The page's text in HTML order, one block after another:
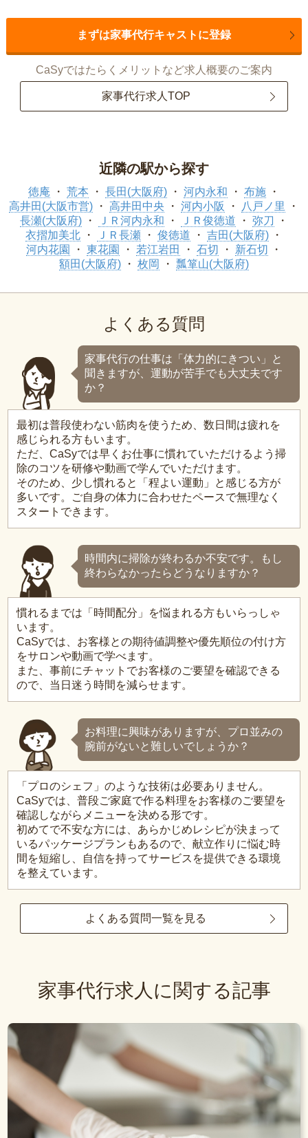
まずは家事代行キャストに登録
CaSyではたらくメリットなど求人概要のご案内
家事代行求人TOP
近隣の駅から探す
徳庵 荒本 長田(大阪府) 河内永和
布施
高井田(大阪市営)
高井田中央 河内小阪
八戸ノ里
長瀬(大阪府)
ＪＲ河内永和 ＪＲ俊徳道
弥刀
衣摺加美北
ＪＲ長瀬 俊徳道
吉田(大阪府)
河内花園
東花園 若江岩田 石切
新石切
額田(大阪府)
枚岡 瓢箪山(大阪府)
よくある質問
家事代行の仕事は「体力的にきつい」と
聞きますが、運動が苦手でも大丈夫です
か？
最初は普段使わない筋肉を使うため、数日間は疲れを
感じられる方もいます。
ただ、CaSyでは早くお仕事に慣れていただけるよう掃
除のコツを研修や動画で学んでいただけます。
そのため、少し慣れると「程よい運動」と感じる方が
多いです。ご自身の体力に合わせたペースで無理なく
スタートできます。
時間内に掃除が終わるか不安です。もし
終わらなかったらどうなりますか？
慣れるまでは「時間配分」を悩まれる方もいらっしゃ
います。
CaSyでは、お客様との期待値調整や優先順位の付け方
をサロンや動画で学べます。
また、事前にチャットでお客様のご要望を確認できる
ので、当日迷う時間を減らせます。
お料理に興味がありますが、プロ並みの
腕前がないと難しいでしょうか？
「プロのシェフ」のような技術は必要ありません。
CaSyでは、普段ご家庭で作る料理をお客様のご要望を
確認しながらメニューを決める形です。
初めてで不安な方には、あらかじめレシピが決まって
いるパッケージプランもあるので、献立作りに悩む時
間を短縮し、自信を持ってサービスを提供できる環境
を整えています。
よくある質問一覧を見る
家事代行求人に関する記事